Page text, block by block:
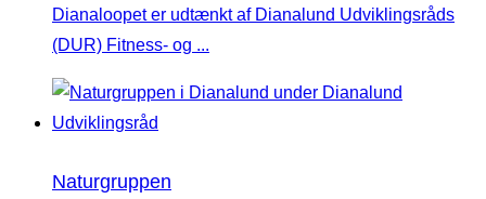
Dianaloopet er udtænkt af Dianalund Udviklingsråds
(DUR) Fitness- og ...
Naturgruppen